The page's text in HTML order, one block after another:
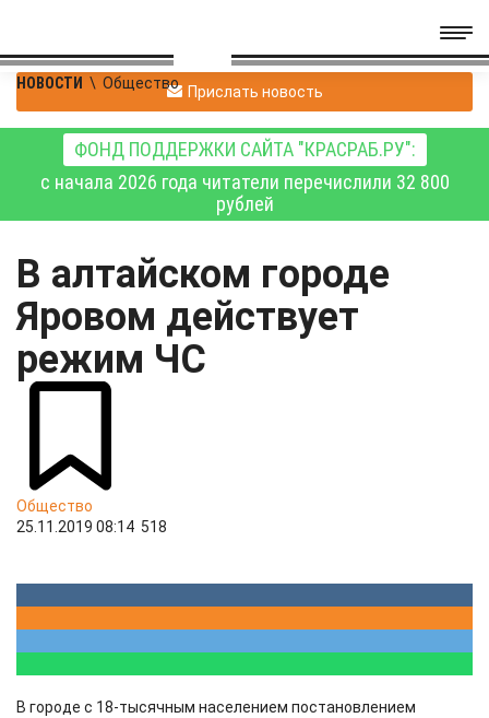
НОВОСТИ \ Общество Прислать новость
ФОНД ПОДДЕРЖКИ САЙТА "КРАСРАБ.РУ":
с начала 2026 года читатели перечислили 32 800
рублей
В алтайском городе
Яровом действует
режим ЧС
Общество
25.11.2019 08:14 518
В городе с 18-тысячным населением постановлением